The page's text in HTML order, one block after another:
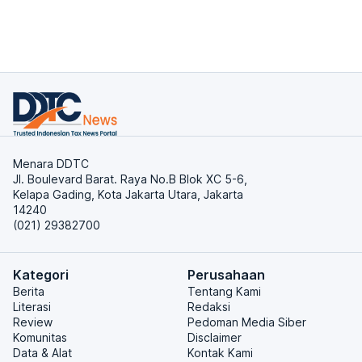
Menara DDTC
Jl. Boulevard Barat. Raya No.B Blok XC 5-6,
Kelapa Gading, Kota Jakarta Utara, Jakarta
14240
(021) 29382700
Kategori
Berita
Literasi
Review
Komunitas
Data & Alat
Perusahaan
Tentang Kami
Redaksi
Pedoman Media Siber
Disclaimer
Kontak Kami